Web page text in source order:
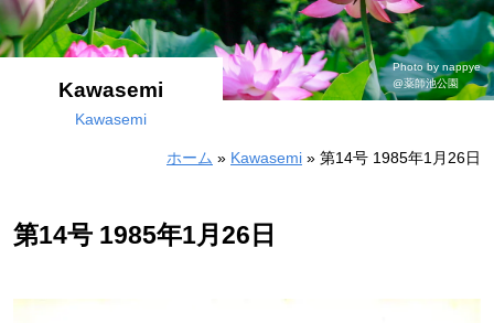
Kawasemi
Kawasemi
Photo by nappye
@薬師池公園
ホーム » Kawasemi » 第14号 1985年1月26日
第14号 1985年1月26日